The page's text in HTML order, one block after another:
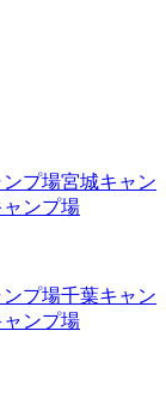
ンプ場宮城キャン
ャンプ場
ンプ場千葉キャン
ャンプ場